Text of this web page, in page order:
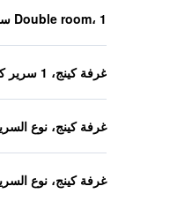
Double room، 1 سرير توأم
غرفة كينج، 1 سرير كينغ
غرفة كينج، نوع
غرفة كينج، نوع